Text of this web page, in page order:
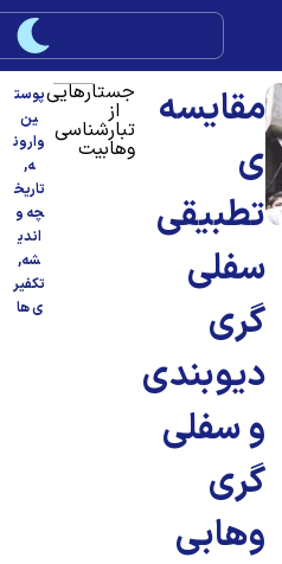
مقایسه
ی
تطبیقی
سفلی
گری
دیوبندی
و سفلی
گری
وهابی
جستارهایی
از
تبارشناسی
وهابیت
پوست
ین
وارون
تاریخ
چه و
اندی
شه,
تکفیر
ی ها